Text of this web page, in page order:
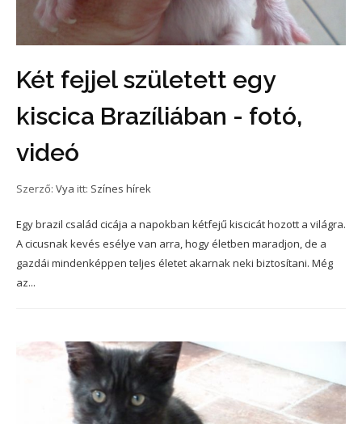
Két fejjel született egy
kiscica Brazíliában - fotó,
videó
Szerző: Vya itt: Színes hírek
Egy brazil család cicája a napokban kétfejű kiscicát hozott a világra.
A cicusnak kevés esélye van arra, hogy életben maradjon, de a
gazdái mindenképpen teljes életet akarnak neki biztosítani. Még
az...